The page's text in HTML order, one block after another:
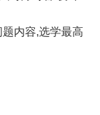
内容,选学最高